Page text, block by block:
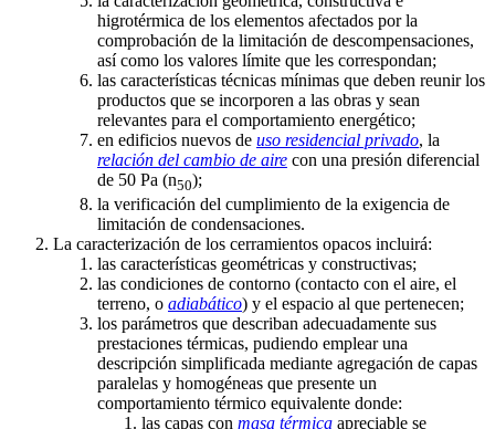
higrotérmica de los elementos afectados por la
comprobación de la limitación de descompensaciones,
así como los valores límite que les correspondan;
las características técnicas mínimas que deben reunir los
productos que se incorporen a las obras y sean
relevantes para el comportamiento energético;
en edificios nuevos de uso residencial privado, la
relación del cambio de aire con una presión diferencial
de 50 Pa (n50);
la verificación del cumplimiento de la exigencia de
limitación de condensaciones.
La caracterización de los cerramientos opacos incluirá:
las características geométricas y constructivas;
las condiciones de contorno (contacto con el aire, el
terreno, o adiabático) y el espacio al que pertenecen;
los parámetros que describan adecuadamente sus
prestaciones térmicas, pudiendo emplear una
descripción simplificada mediante agregación de capas
paralelas y homogéneas que presente un
comportamiento térmico equivalente donde:
las capas con masa térmica apreciable se